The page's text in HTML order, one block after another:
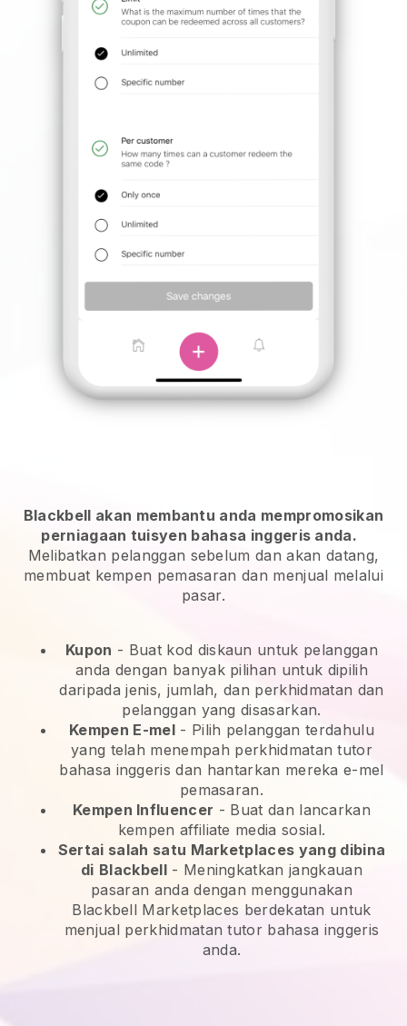
Blackbell akan membantu anda mempromosikan
perniagaan tuisyen bahasa inggeris anda.
Melibatkan pelanggan sebelum dan akan datang,
membuat kempen pemasaran dan menjual melalui
pasar.
Kupon - Buat kod diskaun untuk pelanggan
anda dengan banyak pilihan untuk dipilih
daripada jenis, jumlah, dan perkhidmatan dan
pelanggan yang disasarkan.
Kempen E-mel- Pilih pelanggan terdahulu
yang telah menempah perkhidmatan tutor
bahasa inggeris dan hantarkan mereka e-mel
pemasaran.
Kempen Influencer - Buat dan lancarkan
kempen affiliate media sosial.
Sertai salah satu Marketplaces yang dibina
di Blackbell- Meningkatkan jangkauan
pasaran anda dengan menggunakan
Blackbell Marketplaces berdekatan untuk
menjual perkhidmatan tutor bahasa inggeris
anda.